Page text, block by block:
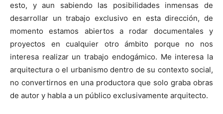
esto, y aun sabiendo las posibilidades inmensas de
desarrollar un trabajo exclusivo en esta dirección, de
momento estamos abiertos a rodar documentales y
proyectos en cualquier otro ámbito porque no nos
interesa realizar un trabajo endogámico. Me interesa la
arquitectura o el urbanismo dentro de su contexto social,
no convertirnos en una productora que solo graba obras
de autor y habla a un público exclusivamente arquitecto.